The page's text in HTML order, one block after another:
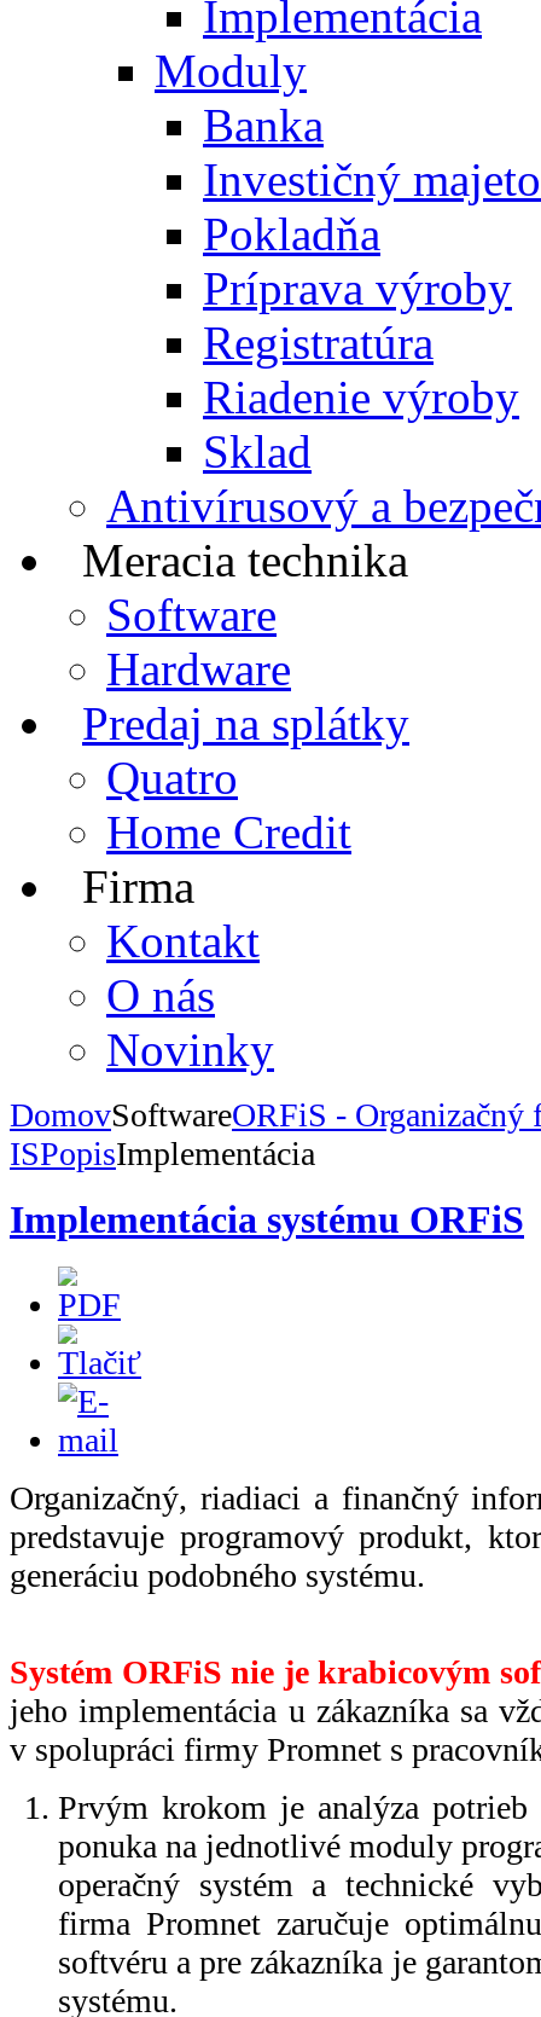
Implementácia
Moduly
Banka
Investičný
Pokladňa
Príprava výroby
Registratúra
Riadenie výroby
Sklad
Antivírusový a
Meracia technika
Software
Hardware
Predaj na splátky
Quatro
Home Credit
Firma
Kontakt
O nás
Novinky
DomovSoftwareORFiS - Organizačný
ISPopisImplementácia
Implementácia systému ORFiS
Organizačný, riadiaci a finančný
predstavuje programový produkt,
generáciu podobného systému.
Systém ORFiS nie je krabicovým
jeho implementácia u zákazníka sa
v spolupráci firmy Promnet s
Prvým krokom je analýza potrieb
ponuka na jednotlivé moduly
operačný systém a technické
firma Promnet zaručuje
softvéru a pre zákazníka je
systému.